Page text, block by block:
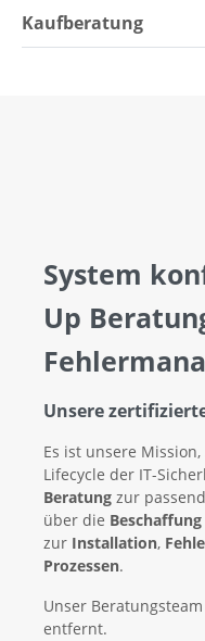
Kaufberatung
System
Up
Unsere
Es ist unsere
Lifecycle der IT-
Beratung zur
über die
zur Installation,
Prozessen.
Unser
entfernt.